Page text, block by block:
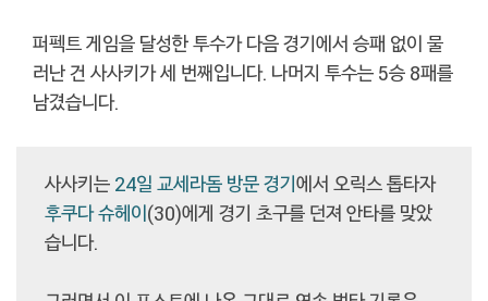
퍼펙트 게임을 달성한 투수가 다음 경기에서 승패 없이 물
러난 건 사사키가 세 번째입니다. 나머지 투수는 5승 8패를
남겼습니다.
사사키는 24일 교세라돔 방문 경기에서 오릭스 톱타자
후쿠다 슈헤이(30)에게 경기 초구를 던져 안타를 맞았
습니다.